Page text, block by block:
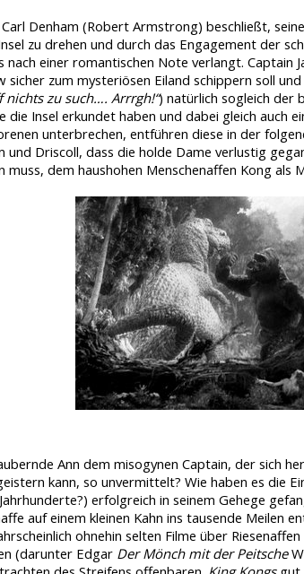
Denham (Robert Armstrong) beschließt,
zu drehen und durch das Engagement der
nach einer romantischen Note verlangt. Captain
sicher zum mysteriösen Eiland schippern soll
nichts zu such…. Arrrgh!“) natürlich sogleich der
die Insel erkundet haben und dabei gleich auch
unterbrechen, entführen diese in der
und Driscoll, dass die holde Dame verlustig
dem haushohen Menschenaffen Kong als
Ann dem misogynen Captain, der sich
kann, so unvermittelt? Wie haben es die
erfolgreich in seinem Gehege
auf einem kleinen Kahn ins tausende Meilen
ohnehin selten Filme über
(darunter Edgar Der Mönch mit der Peitsche